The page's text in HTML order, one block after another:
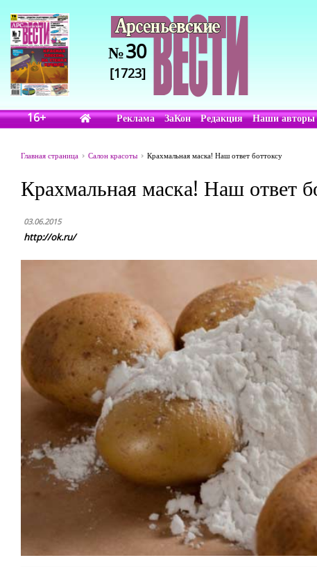
№30
[1723]
16+ Реклама ЗаКон Редакция Наши авторы
Главная страница Салон красоты Крахмальная маска! Наш ответ боттоксу
Крахмальная маска! Наш ответ
03.06.2015
http://ok.ru/